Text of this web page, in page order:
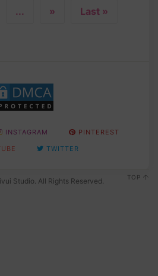
... » Last »
INSTAGRAM
PINTEREST
TWITTER
Studio. All Rights Reserved. TOP